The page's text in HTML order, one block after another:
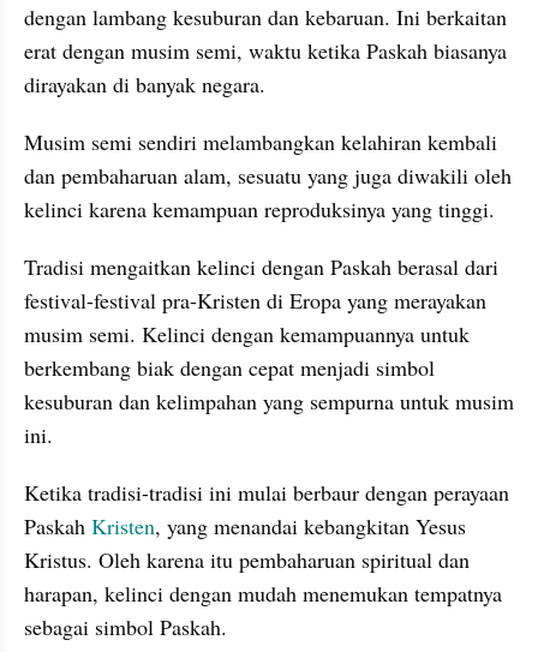
dengan lambang kesuburan dan kebaruan. Ini berkaitan
erat dengan musim semi, waktu ketika Paskah biasanya
dirayakan di banyak negara.
Musim semi sendiri melambangkan kelahiran kembali
dan pembaharuan alam, sesuatu yang juga diwakili oleh
kelinci karena kemampuan reproduksinya yang tinggi.
Tradisi mengaitkan kelinci dengan Paskah berasal dari
festival-festival pra-Kristen di Eropa yang merayakan
musim semi. Kelinci dengan kemampuannya untuk
berkembang biak dengan cepat menjadi simbol
kesuburan dan kelimpahan yang sempurna untuk musim
ini.
Ketika tradisi-tradisi ini mulai berbaur dengan perayaan
Paskah Kristen, yang menandai kebangkitan Yesus
Kristus. Oleh karena itu pembaharuan spiritual dan
harapan, kelinci dengan mudah menemukan tempatnya
sebagai simbol Paskah.